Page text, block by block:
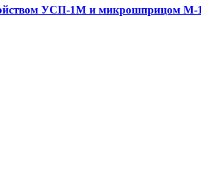
УСП-1М и микрошприцом